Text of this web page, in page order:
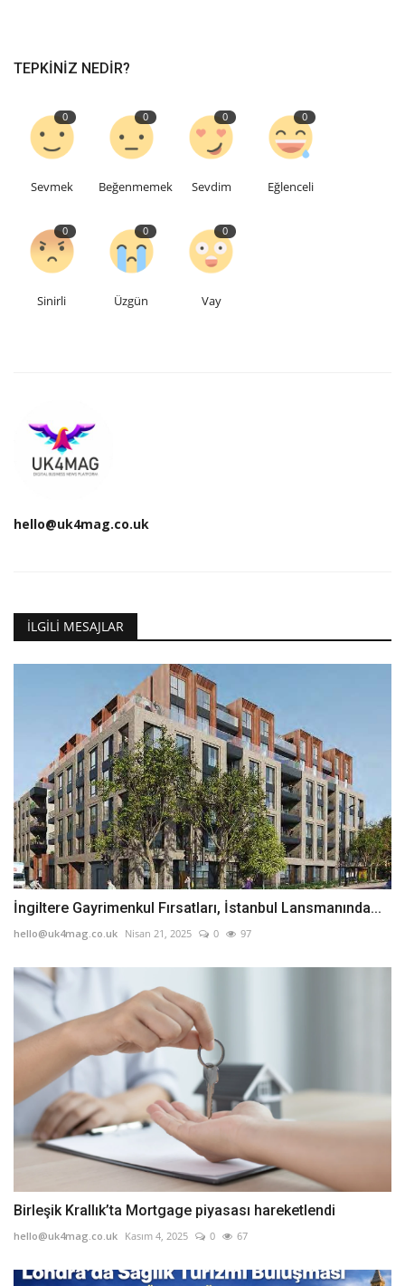
TEPKINIZ NEDIR?
0
Sevmek
0
Beğenmemek
0
Sevdim
0
Eğlenceli
0
Sinirli
0
Üzgün
0
Vay
hello@uk4mag.co.uk
İLGILI MESAJLAR
İngiltere Gayrimenkul Fırsatları, İstanbul Lansmanında...
hello@uk4mag.co.uk Nisan 21, 2025 0 97
Birleşik Krallık’ta Mortgage piyasası hareketlendi
hello@uk4mag.co.uk Kasım 4, 2025 0 67